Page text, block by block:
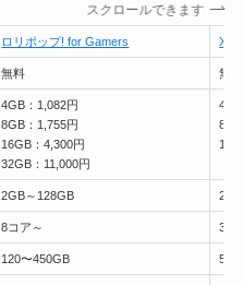
スクロールできます
ロリポップ! for Gamers
無料 無料
4GB：1,082円
8GB：1,755円
16GB：4,300円
32GB：11,000円
2GB～128GB 2〜
8コア～ 3〜
120〜450GB 50